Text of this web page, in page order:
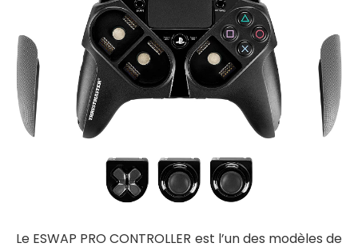
Le ESWAP PRO CONTROLLER est l’un des modèles de